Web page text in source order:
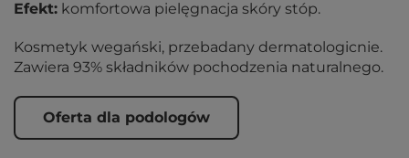
Efekt: komfortowa pielęgnacja skóry stóp.
Kosmetyk wegański, przebadany dermatologicnie.
Zawiera 93% składników pochodzenia naturalnego.
Oferta dla podologów